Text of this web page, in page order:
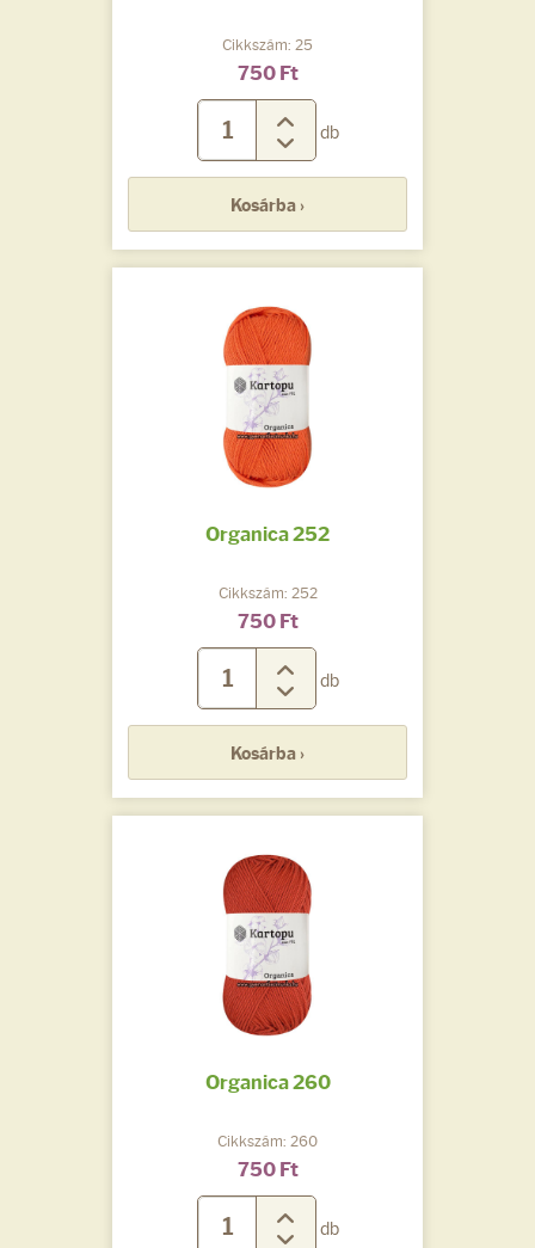
Cikkszám: 25
750 Ft
db
Kosárba ›
Organica 252
Cikkszám: 252
750 Ft
db
Kosárba ›
Organica 260
Cikkszám: 260
750 Ft
db